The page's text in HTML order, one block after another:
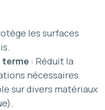
les surfaces
terme : Réduit la
nécessaires.
sur divers matériaux